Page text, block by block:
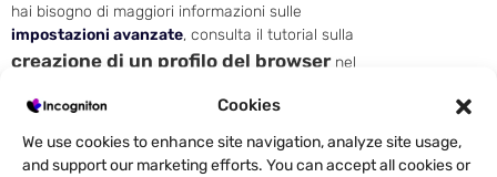
Cookies
We use cookies to enhance site navigation, analyze site usage,
and support our marketing efforts. You can accept all cookies or
hai bisogno di maggiori informazioni sulle
impostazioni avanzate, consulta il tutorial sulla
creazione di un profilo del browsernel
rapida qui sotto
Apri il browser Incogniton evai su
“Gestione profili”nella barra laterale.Clicca